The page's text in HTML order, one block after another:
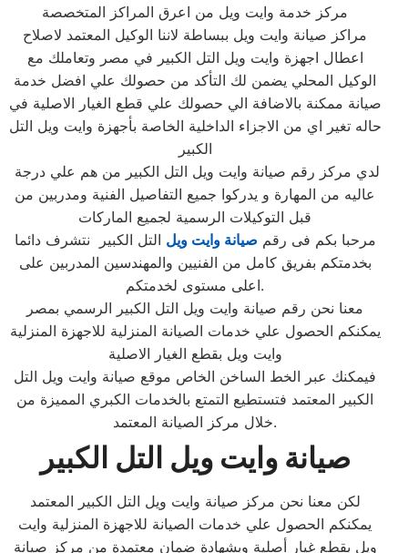
مركز خدمة وايت ويل من اعرق المراكز المتخصصة
مراكز صيانة وايت ويل ببساطة لاننا الوكيل المعتمد لاصلاح
اعطال اجهزة وايت ويل التل الكبير في مصر وتعاملك مع
الوكيل المحلي يضمن لك التأكد من حصولك علي افضل خدمة
صيانة ممكنة بالاضافة الي حصولك علي قطع الغيار الاصلية في
حاله تغير اي من الاجزاء الداخلية الخاصة بأجهزة وايت ويل التل
الكبير
عاليه من المهارة و يدركوا جميع التفاصيل الفنية ومدربين من
قبل التوكيلات الرسمية لجميع الماركات
مرحبا بكم فى رقم صيانة وايت ويل التل الكبير نتشرف دائما
بخدمتكم بفريق كامل من الفنيين والمهندسين المدربين على
اعلى مستوى لخدمتكم.
معنا نحن رقم صيانة وايت ويل التل الكبير الرسمي بمصر
يمكنكم الحصول علي خدمات الصيانة المنزلية للاجهزة المنزلية
وايت ويل بقطع الغيار الاصلية
فيمكنك عبر الخط الساخن الخاص موقع صيانة وايت ويل التل
الكبير المعتمد فتستطيع التمتع بالخدمات الكبري المميزة من
خلال مركز الصيانة المعتمد.
صيانة وايت ويل التل الكبير
لكن معنا نحن مركز صيانة وايت ويل التل الكبير المعتمد
يمكنكم الحصول علي خدمات الصيانة للاجهزة المنزلية وايت
ويل بقطع غيار أصلية وبشهادة ضمان معتمدة من مركز صيانة